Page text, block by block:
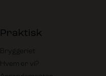
Praktisk
Bryggeriet
Hvem er vi?